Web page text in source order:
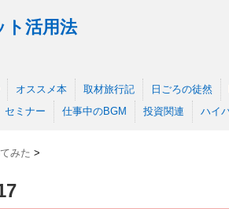
ト活用法
オススメ本 取材旅行記 日ごろの徒然
セミナー 仕事中のBGM 投資関連 ハイ
みた >